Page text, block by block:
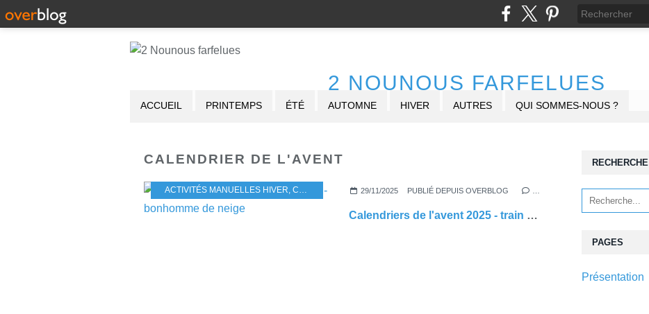
2 NOUNOUS FARFELUES
ACCUEIL PRINTEMPS ÉTÉ AUTOMNE HIVER AUTRES QUI SOMMES-NOUS ?
CALENDRIER DE L'AVENT
ACTIVITÉS MANUELLES HIVER CALENDRIER DE L'AVENT , TRAIN DE L'AVENT,BONHOMME DE NEIGE
29/11/2025 PUBLIÉ DEPUIS OVERBLOG
Calendriers de l'avent 2025 - train - bonhomme de neige
RECHERCHE
PAGES
Présentation